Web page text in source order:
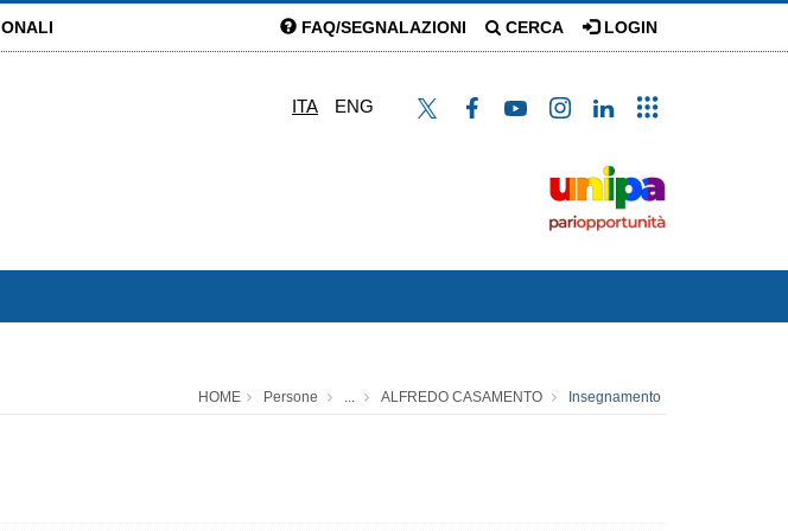
FAQ/SEGNALAZIONI CERCA LOGIN
ITA ENG
HOME Persone ... ALFREDO CASAMENTO Insegnamento